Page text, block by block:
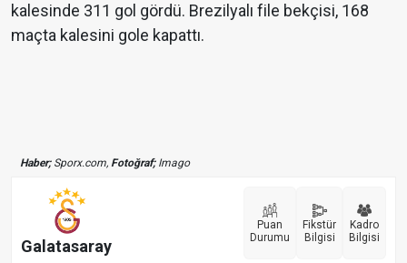
kalesinde 311 gol gördü. Brezilyalı file bekçisi, 168
maçta kalesini gole kapattı.
Haber;Sporx.com, Fotoğraf;Imago
Galatasaray
Puan
Durumu
Fikstür
Bilgisi
Kadro
Bilgisi